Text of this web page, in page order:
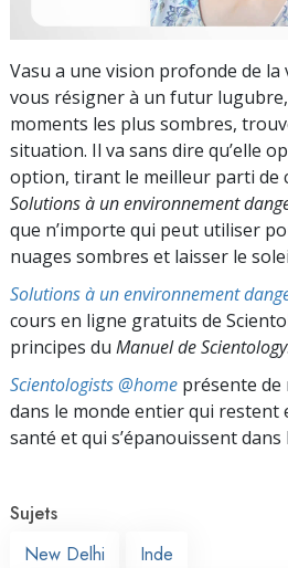
Vasu a une vision profonde de la
vous résigner à un futur
moments les plus sombres,
situation. Il va sans dire qu’elle
option, tirant le meilleur parti de
Solutions à un environnement
que n’importe qui peut utiliser
nuages sombres et laisser le
Solutions à un environnement
cours en ligne gratuits de
principes du Manuel de Scientology.
Scientologists @home présente
dans le monde entier qui restent
santé et qui s’épanouissent dans
Sujets
New Delhi
Inde